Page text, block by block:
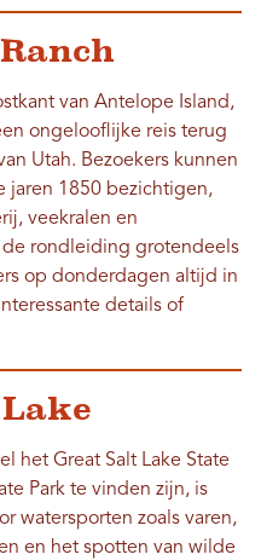
van Antelope Island,
ongelooflijke reis terug
Utah. Bezoekers kunnen
jaren 1850 bezichtigen,
veekralen en
rondleiding grotendeels
op donderdagen altijd in
details of
het Great Salt Lake State
Park te vinden zijn, is
watersporten zoals varen,
en het spotten van wilde